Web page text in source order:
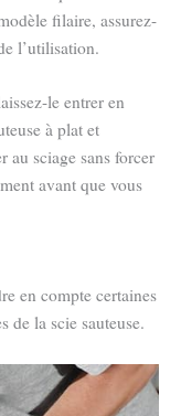
filaire, assurez-
l’utilisation.
le entrer en
à plat et
au sciage sans forcer
avant que vous
en compte certaines
de la scie sauteuse.